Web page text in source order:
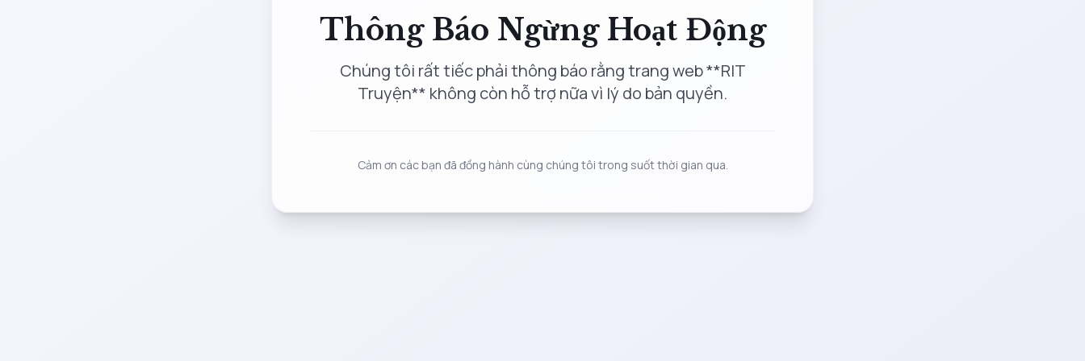
Thông Báo Ngừng Hoạt Động
Chúng tôi rất tiếc phải thông báo rằng trang web **RIT
Truyện** không còn hỗ trợ nữa vì lý do bản quyền.
Cảm ơn các bạn đã đồng hành cùng chúng tôi trong suốt thời gian qua.